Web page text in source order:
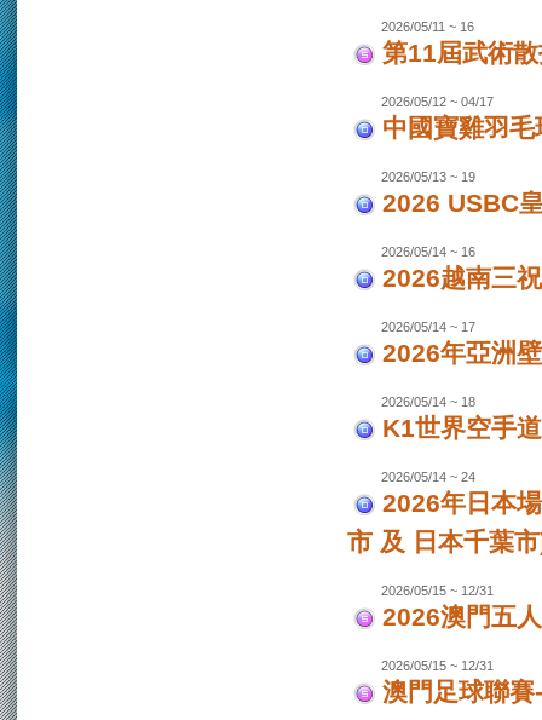
2026/05/11 ~ 16
第11屆武術
2026/05/12 ~ 04/17
中國寶雞羽
2026/05/13 ~ 19
2026 USBC
2026/05/14 ~ 16
2026越南三
2026/05/14 ~ 17
2026年亞洲
2026/05/14 ~ 18
K1世界空手
2026/05/14 ~ 24
2026年日本
市 及 日本千葉
2026/05/15 ~ 12/31
2026澳門五
2026/05/15 ~ 12/31
澳門足球聯